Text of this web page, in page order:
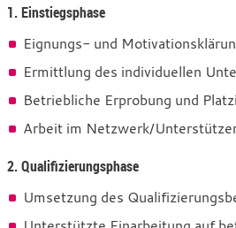
1. Einstiegsphase
Eignungs- und
Ermittlung des individuellen
Betriebliche Erprobung und
Arbeit im Netzwerk/
2. Qualifizierungsphase
Umsetzung des